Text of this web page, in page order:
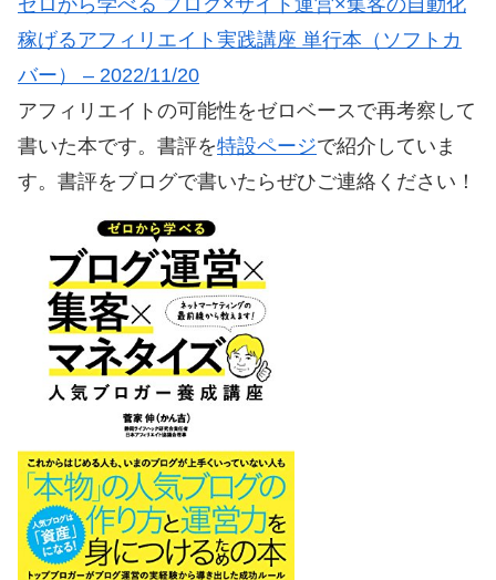
稼げるアフィリエイト実践講座 単行本（ソフトカ
バー） – 2022/11/20
アフィリエイトの可能性をゼロベースで再考察して
書いた本です。書評を特設ページで紹介していま
す。書評をブログで書いたらぜひご連絡ください！